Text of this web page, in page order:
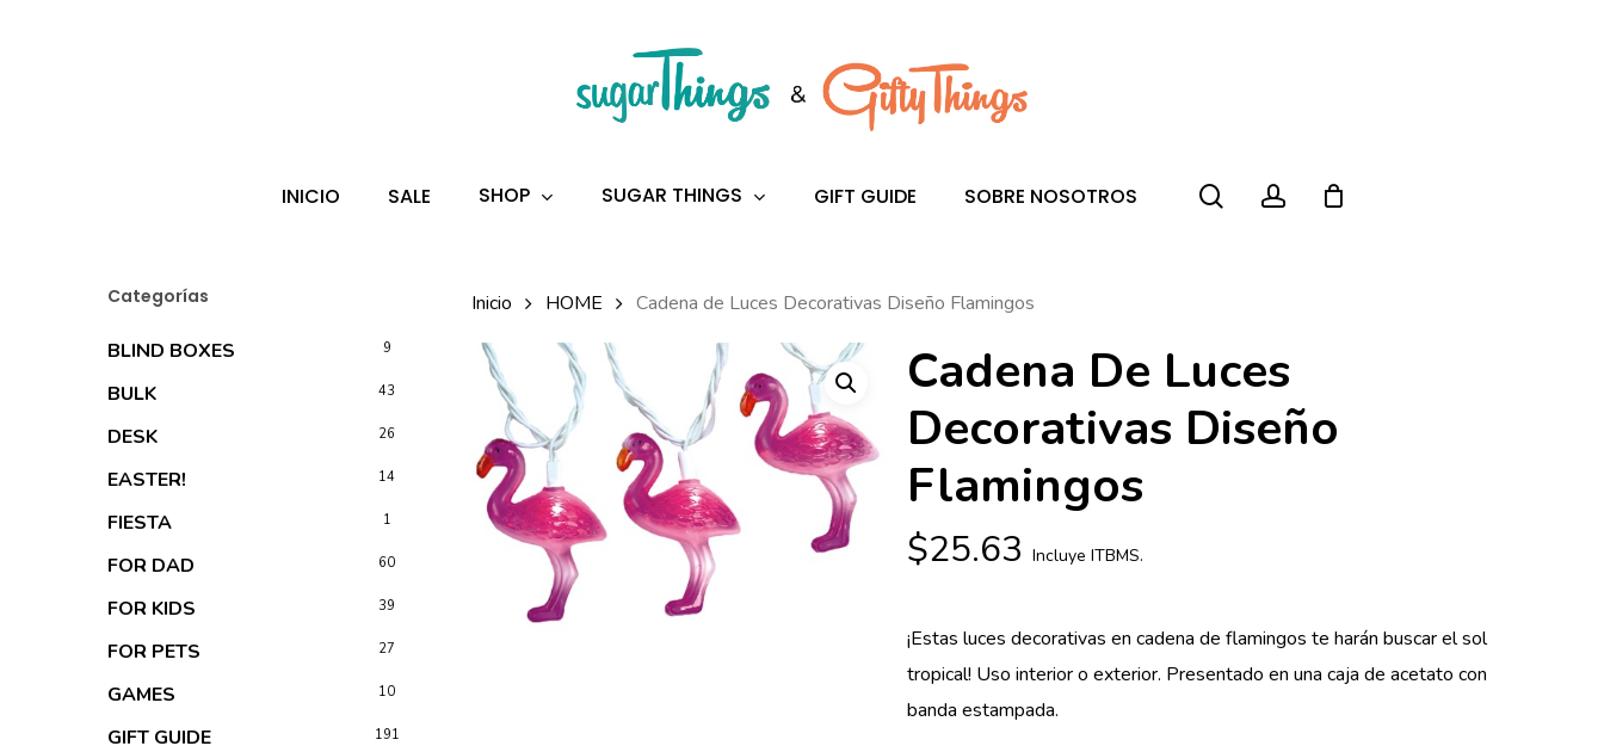
INICIO SALE SHOP SUGAR THINGS GIFT GUIDE SOBRE NOSOTROS searchaccount
Categorías
BLIND BOXES 9
BULK 43
DESK 26
EASTER! 14
FIESTA 1
FOR DAD 60
FOR KIDS 39
FOR PETS 27
GAMES 10
GIFT GUIDE 191
Inicio HOME Cadena de Luces Decorativas Diseño Flamingos
Cadena De Luces
Decorativas Diseño
Flamingos
$25.63 Incluye ITBMS.
¡Estas luces decorativas en cadena de flamingos te harán buscar el sol
tropical! Uso interior o exterior. Presentado en una caja de acetato con
banda estampada.